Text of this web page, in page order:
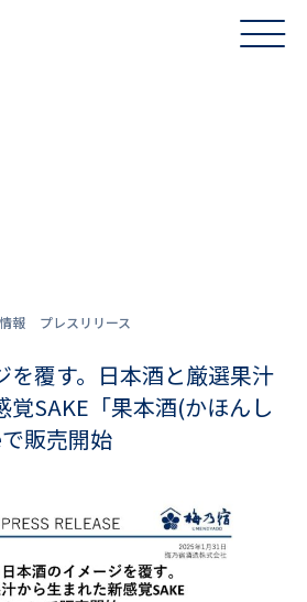
報 プレスリリース
を覆す。日本酒と厳選果汁
覚SAKE「果本酒(かほんし
販売開始